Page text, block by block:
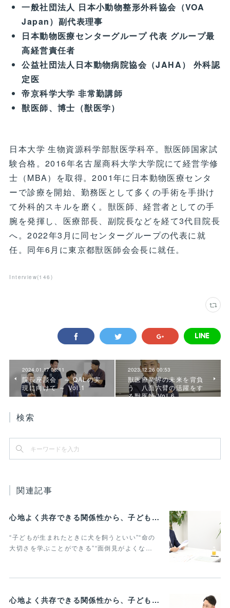
一般社団法人 日本小動物整形外科協会（VOA
Japan）副代表理事
日本動物医療センターグループ 代表 グループ最
高経営責任者
公益社団法人日本動物病院協会（JAHA） 外科認
定医
帝京科学大学 非常勤講師
獣医師、博士（獣医学）
日本大学 生物資源科学部獣医学科卒。獣医師国家試
験合格。2016年名古屋商科大学大学院にて経営学修
士（MBA）を取得。2001年に日本動物医療センタ
ーで診療を開始、勤務医として多くの手術を手掛け
て外科的スキルを磨く。獣医師、経営者としての手
腕を発揮し、医療部長、副院長などを経て3代目院長
へ。2022年3月に同センターグループの代表に就
任。同年6月に東京都獣医師会会長に就任。
Interview(146 )
2024.01.17 08:11
院長座談会 ～ QALの実
現に向けて ～ Vol.1
2023.12.26 00:53
獣医療業界の未来を背負
う 八面六臂の活躍をす
る獣医師 Vol.6
検索
関連記事
心地よく共存できる関係性から、子どもの発達に動物がよりよい影響を与える Vol.3
“子どもが生まれたときに犬を飼うといい”“命の
大切さを学ぶことができる”“面倒見がよくな…
心地よく共存できる関係性から、子どもの発達に動物がよりよい影響を与える Vol.2